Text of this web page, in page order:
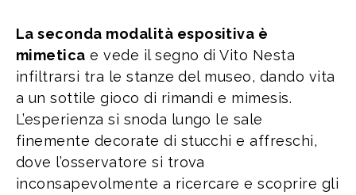
La seconda modalità espositiva è
mimetica e vede il segno di Vito Nesta
infiltrarsi tra le stanze del museo, dando vita
a un sottile gioco di rimandi e mimesis.
L’esperienza si snoda lungo le sale
finemente decorate di stucchi e affreschi,
dove l’osservatore si trova
inconsapevolmente a ricercare e scoprire gli